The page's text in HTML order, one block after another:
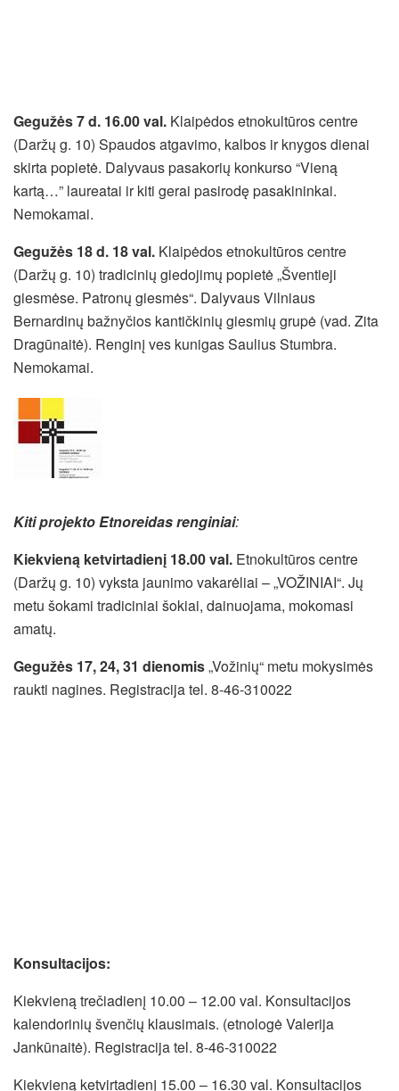
Gegužės 7 d. 16.00 val. Klaipėdos etnokultūros centre
(Daržų g. 10) Spaudos atgavimo, kalbos ir knygos dienai
skirta popietė. Dalyvaus pasakorių konkurso “Vieną
kartą…” laureatai ir kiti gerai pasirodę pasakininkai.
Nemokamai.
Gegužės 18 d. 18 val. Klaipėdos etnokultūros centre
(Daržų g. 10) tradicinių giedojimų popietė „Šventieji
giesmėse. Patronų giesmės“. Dalyvaus Vilniaus
Bernardinų bažnyčios kantičkinių giesmių grupė (vad. Zita
Dragūnaitė). Renginį ves kunigas Saulius Stumbra.
Nemokamai.
Kiti projekto Etnoreidas renginiai:
Kiekvieną ketvirtadienį 18.00 val. Etnokultūros centre
(Daržų g. 10) vyksta jaunimo vakarėliai – „VOŽINIAI“. Jų
metu šokami tradiciniai šokiai, dainuojama, mokomasi
amatų.
Gegužės 17, 24, 31 dienomis„Vožinių“ metu mokysimės
raukti nagines. Registracija tel. 8-46-310022
Konsultacijos:
Kiekvieną trečiadienį 10.00 – 12.00 val. Konsultacijos
kalendorinių švenčių klausimais. (etnologė Valerija
Jankūnaitė). Registracija tel. 8-46-310022
Kiekvieną ketvirtadienį 15.00 – 16.30 val. Konsultacijos